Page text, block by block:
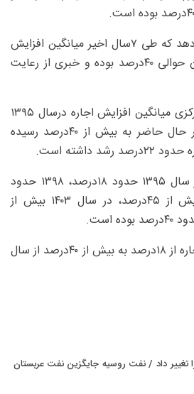
آمارهای رسمی نشان می‌دهد که طی ۷سال اخیر میانگین افزایش
قیمت اجاره در شهر تهران حوالی ۴۰درصد بوده و خبری از رعایت
براساس آمارهای بانک مرکزی میانگین افزایش اجاره درسال ۱۳۹۵
حدود ۱۸درصد بود که در حال حاضر به بیش از ۴۰درصد رسیده
داشته است.
نرخ تورم سالانه اجاره در سال ۱۳۹۵ حدود ۱۸درصد، ۱۳۹۸ حدود
۲۸درصد در سال ۱۴۰۰ بیش از ۴۵درصد، در سال ۱۴۰۳ بیش از
جهش نرخ تورم سالانه اجاره از ۱۸درصد به بیش از ۴۰درصد از سال
داد / نفت روسیه جایگزین نفت عربستان